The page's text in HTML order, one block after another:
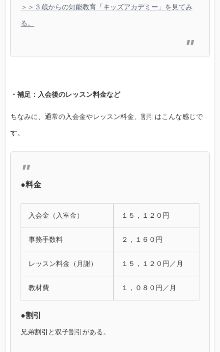
＞＞３歳からの知能教育「キッズアカデミー」を見てみ
る。
・補足：入会後のレッスン料金など
ちなみに、通常の入会金やレッスン料金、割引はこんな感じで
す。
●料金
入会金（入室金） １５，１２０円
事務手数料 ２，１６０円
レッスン料金（月謝） １５，１２０円／月
教材費 １，０８０円／月
●割引
兄弟割引と双子割引がある。